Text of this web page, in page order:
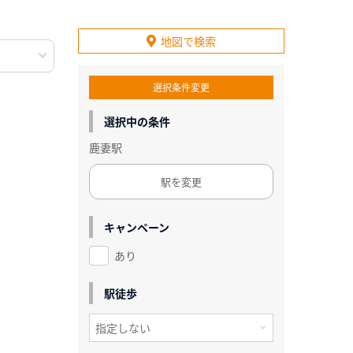
地図で検索
選択条件変更
選択中の条件
鹿妻駅
駅を変更
キャンペーン
あり
駅徒歩